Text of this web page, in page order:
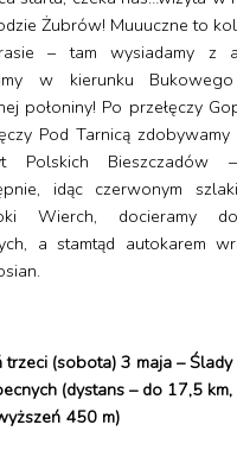
Żubrów! Muuuczne to
– tam wysiadamy z
w kierunku
połoniny! Po przełęczy
Pod Tarnicą
Polskich Bieszczadów
idąc czerwonym
Wierch, docieramy
a stamtąd autokarem
trzeci (sobota) 3 maja –
(dystans – do 17,5 km,
450 m)